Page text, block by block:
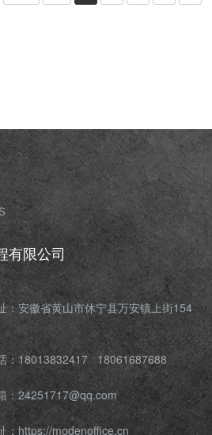
有限公司
：安徽省黄山市休宁县万安镇上街154
：18013832417 18061687688
：24251717@qq.com
：https://modenoffice.cn